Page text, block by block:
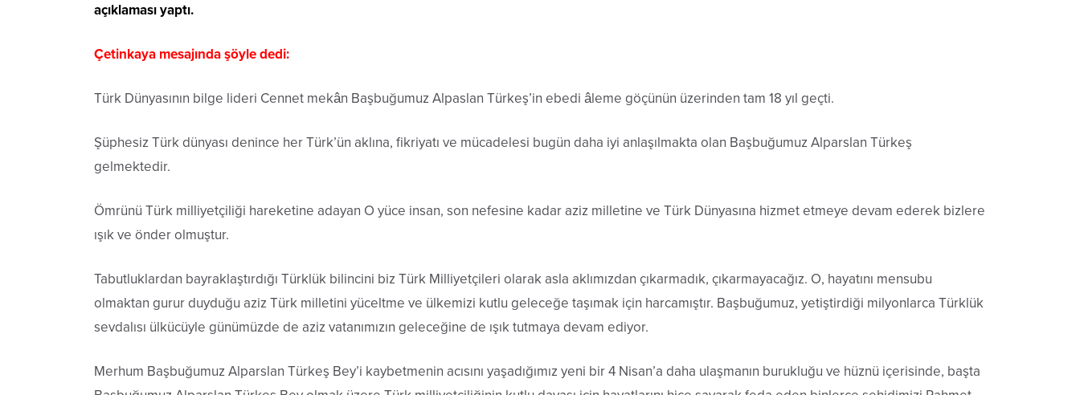
açıklaması yaptı.
Çetinkaya mesajında şöyle dedi:
Türk Dünyasının bilge lideri Cennet mekân Başbuğumuz Alpaslan Türkeş’in ebedi âleme göçünün üzerinden tam 18 yıl geçti.
Şüphesiz Türk dünyası denince her Türk’ün aklına, fikriyatı ve mücadelesi bugün daha iyi anlaşılmakta olan Başbuğumuz Alparslan Türkeş
gelmektedir.
Ömrünü Türk milliyetçiliği hareketine adayan O yüce insan, son nefesine kadar aziz milletine ve Türk Dünyasına hizmet etmeye devam ederek bizlere
ışık ve önder olmuştur.
Tabutluklardan bayraklaştırdığı Türklük bilincini biz Türk Milliyetçileri olarak asla aklımızdan çıkarmadık, çıkarmayacağız. O, hayatını mensubu
olmaktan gurur duyduğu aziz Türk milletini yüceltme ve ülkemizi kutlu geleceğe taşımak için harcamıştır. Başbuğumuz, yetiştirdiği milyonlarca Türklük
sevdalısı ülkücüyle günümüzde de aziz vatanımızın geleceğine de ışık tutmaya devam ediyor.
Merhum Başbuğumuz Alparslan Türkeş Bey’i kaybetmenin acısını yaşadığımız yeni bir 4 Nisan’a daha ulaşmanın burukluğu ve hüznü içerisinde, başta